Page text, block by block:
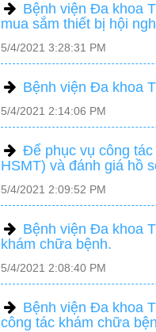
Bệnh viện Đa khoa
mua sắm thiết bị hội
5/4/2021 3:28:31 PM
Bệnh viện Đa khoa
5/4/2021 2:14:06 PM
Để phục vụ công
HSMT) và đánh giá hồ
5/4/2021 2:09:52 PM
Bệnh viện Đa khoa
khám chữa bệnh.
5/4/2021 2:08:40 PM
Bệnh viện Đa khoa
công tác khám chữa